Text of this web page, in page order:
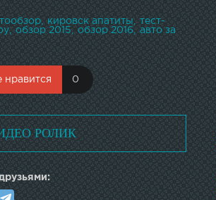
кировск апатиты
тест-
обзор 2015 обзор 2016
авто за
нравится 0
РОЛИК